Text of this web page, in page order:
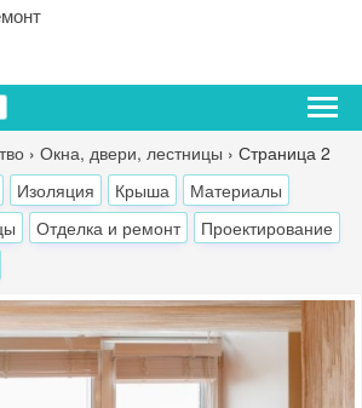
Поиск
› Окна, двери, лестницы › Страница 2
Изоляция Крыша
Материалы
Отделка и ремонт
Проектирование